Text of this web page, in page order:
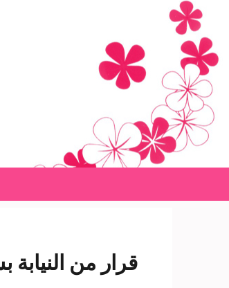
content
(Press
Enter)
قرار من النيابة